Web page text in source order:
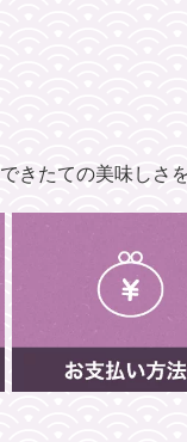
できたての美味しさ